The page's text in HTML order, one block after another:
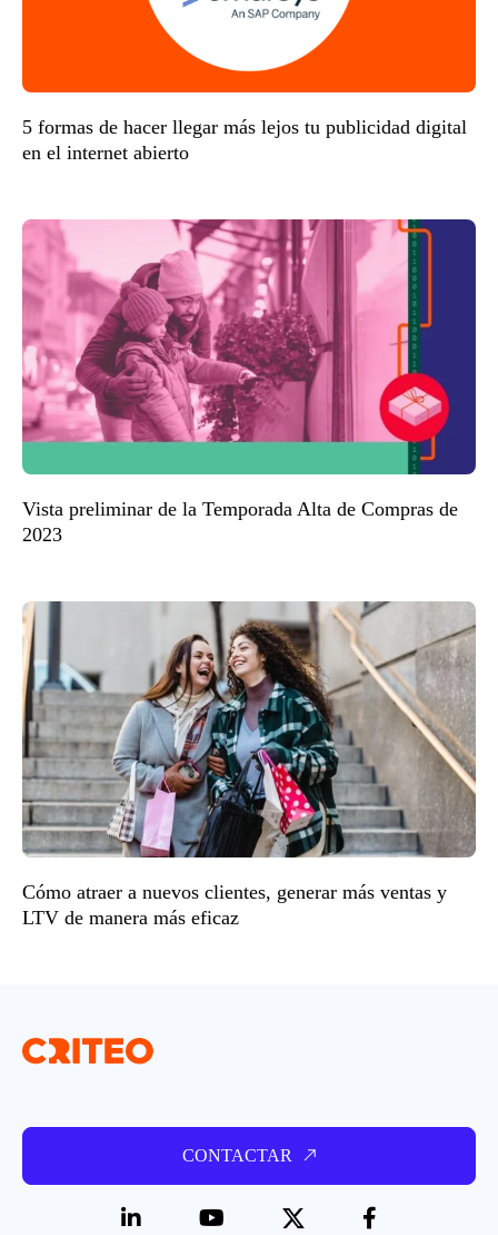
5 formas de hacer llegar más lejos tu publicidad digital
en el internet abierto
Vista preliminar de la Temporada Alta de Compras de
2023
Cómo atraer a nuevos clientes, generar más ventas y
LTV de manera más eficaz
CONTACTAR